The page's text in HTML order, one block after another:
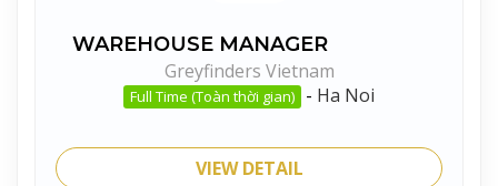
WAREHOUSE MANAGER
Greyfinders Vietnam
Full Time (Toàn thời gian) - Ha Noi
VIEW DETAIL